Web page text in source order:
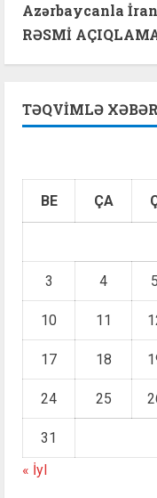
Azərbaycanla İran
RƏSMİ
TƏQVIMLƏ
BE ÇA
3 4 5
10 11
17 18
24 25
31
« İyl